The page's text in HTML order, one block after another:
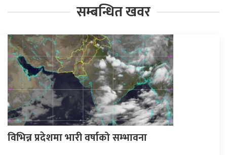
सम्बन्धित खवर
विभिन्न प्रदेशमा भारी वर्षाको सम्भावना